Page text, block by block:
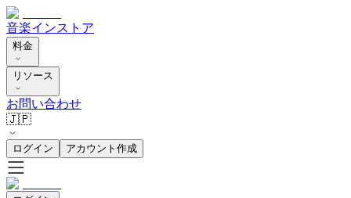
音楽インストア
料金
リソース
お問い合わせ
🇯🇵
ログイン アカウント作成